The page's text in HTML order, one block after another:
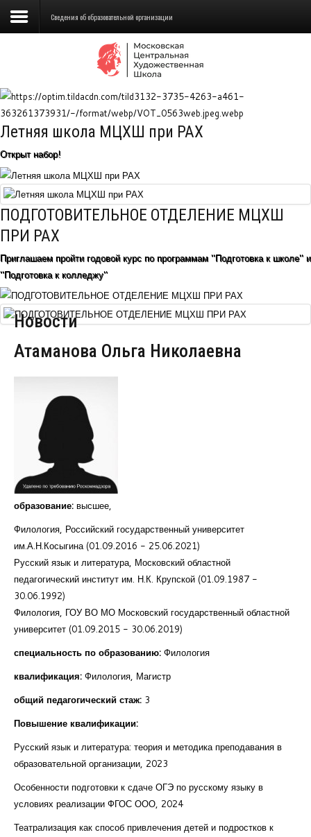
Сведения об образовательной
Школа
Детская Художественная школа
Поступающим
Подготовка
Образование
Доп. образование
Курсы повышения квалификации
Центр непрерывного образования
Конкурсы
Творческий инкубатор
Сведения об образовательной организации
Летняя школа МЦХШ при РАХ
Открыт набор!
ПОДГОТОВИТЕЛЬНОЕ ОТДЕЛЕНИЕ МЦХШ
ПРИ РАХ
Приглашаем пройти годовой курс по программам "Подготовка к школе" и
"Подготовка к колледжу"
Новости
Атаманова Ольга Николаевна
образование: высшее,
Филология, Российский государственный университет
им.А.Н.Косыгина (01.09.2016 - 25.06.2021)
Русский язык и литература, Московский областной
педагогический институт им. Н.К. Крупской (01.09.1987 -
30.06.1992)
Филология, ГОУ ВО МО Московский государственный областной
университет (01.09.2015 - 30.06.2019)
специальность по образованию: Филология
квалификация: Филология, Магистр
общий педагогический стаж: 3
Повышение квалификации:
Русский язык и литература: теория и методика преподавания в
образовательной организации, 2023
Особенности подготовки к сдаче ОГЭ по русскому языку в
условиях реализации ФГОС ООО, 2024
Театрализация как способ привлечения детей и подростков к